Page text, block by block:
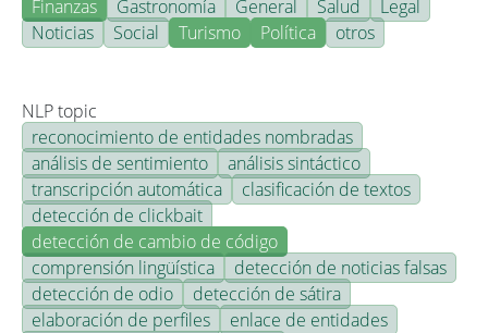
Finanzas Gastronomía General Salud
Legal
Noticias
Social Turismo Política otros
NLP topic
reconocimiento de entidades nombradas
análisis de sentimiento
análisis sintáctico
transcripción automática
clasificación de textos
detección de clickbait
detección de cambio de código
comprensión lingüística
detección de noticias falsas
detección de odio
detección de sátira
elaboración de perfiles
enlace de entidades